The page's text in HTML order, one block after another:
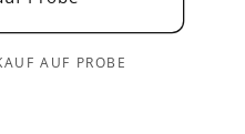
AUF PROBE